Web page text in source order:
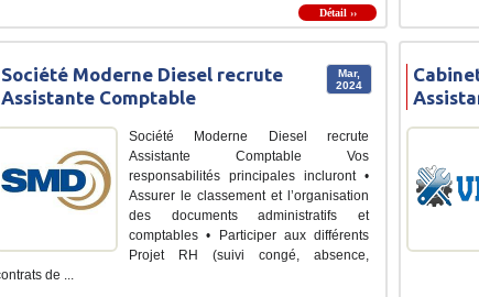
Détail ››
Mar,
2024
Société Moderne Diesel recrute
Assistante Comptable
Société Moderne Diesel recrute
Assistante Comptable Vos
responsabilités principales incluront •
Assurer le classement et l’organisation
des documents administratifs et
comptables • Participer aux différents
Projet RH (suivi congé, absence,
de ...